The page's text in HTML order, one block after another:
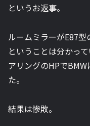
というお返事。
ルームミラーがE87
ということは分かっ
アリングのHPで
た。
結果は惨敗。